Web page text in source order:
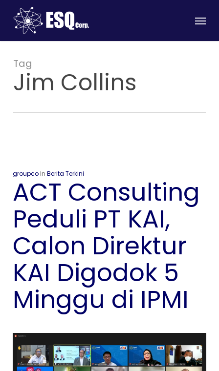
main
content
Menu
Tag
Jim Collins
groupco In Berita Terkini
ACT Consulting
Peduli PT KAI,
Calon Direktur
KAI Digodok 5
Minggu di IPMI